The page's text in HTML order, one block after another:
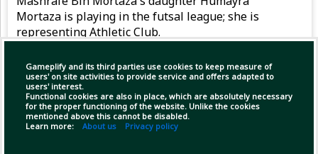
Gameplify and its third parties use cookies to keep measure of
users' on site activities to provide service and offers adapted to
users' interest.
Functional cookies are also in place, which are absolutely necessary
for the proper functioning of the website. Unlike the cookies
mentioned above this cannot be disabled.
Learn more: About us Privacy policy
Mortaza is playing in the futsal league; she is
representing Athletic Club.